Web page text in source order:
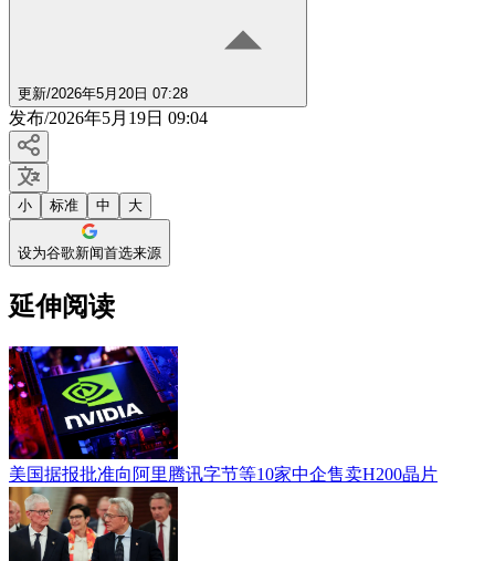
更新/2026年5月20日 07:28
发布/2026年5月19日 09:04
小 标准 中 大
设为谷歌新闻首选来源
延伸阅读
美国据报批准向阿里腾讯字节等10家中企售卖H200晶片